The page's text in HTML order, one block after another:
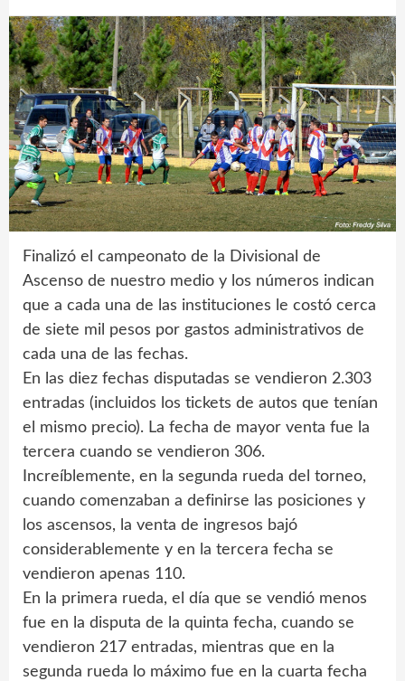
Finalizó el campeonato de la Divisional de
Ascenso de nuestro medio y los números indican
que a cada una de las instituciones le costó cerca
de siete mil pesos por gastos administrativos de
cada una de las fechas.
En las diez fechas disputadas se vendieron 2.303
entradas (incluidos los tickets de autos que tenían
el mismo precio). La fecha de mayor venta fue la
tercera cuando se vendieron 306.
Increíblemente, en la segunda rueda del torneo,
cuando comenzaban a definirse las posiciones y
los ascensos, la venta de ingresos bajó
considerablemente y en la tercera fecha se
vendieron apenas 110.
En la primera rueda, el día que se vendió menos
fue en la disputa de la quinta fecha, cuando se
vendieron 217 entradas, mientras que en la
segunda rueda lo máximo fue en la cuarta fecha